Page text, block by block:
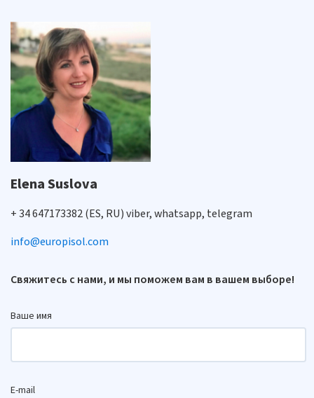
Elena Suslova
+ 34 647173382 (ES, RU) viber, whatsapp, telegram
info@europisol.com
Свяжитесь с нами, и мы поможем вам в вашем выборе!
Ваше имя
E-mail